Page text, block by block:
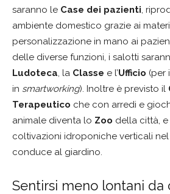
saranno le Case dei pazienti,
ambiente domestico grazie ai
personalizzazione in mano ai
delle diverse funzioni, i salotti
Ludoteca, la Classe e l’Ufficio (per
in smartworking). Inoltre è previsto il
Terapeutico che con arredi e
animale diventa lo Zoo della città, e
coltivazioni idroponiche verticali
conduce al giardino.
Sentirsi meno lontani da